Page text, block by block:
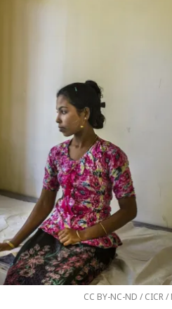
CC BY-NC-ND / CICR